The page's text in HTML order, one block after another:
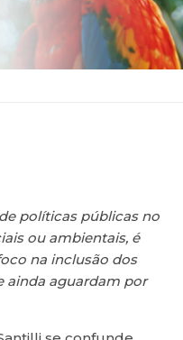
políticas públicas no
ou ambientais, é
na inclusão dos
ainda aguardam por